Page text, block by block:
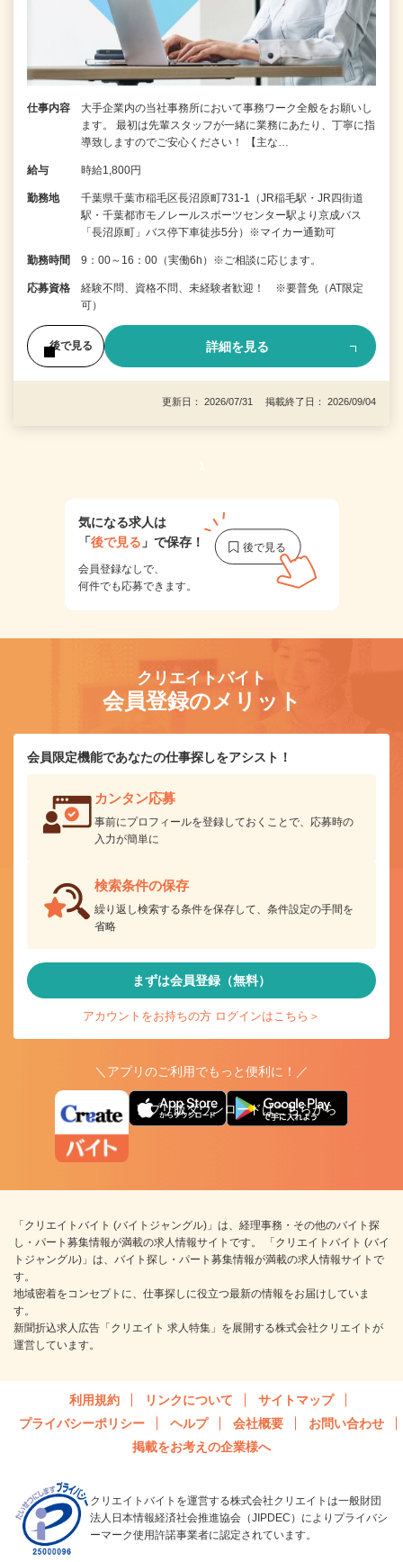
仕事内容
大手企業内の当社事務所において事務ワーク全般をお願いし
ます。 最初は先輩スタッフが一緒に業務にあたり、丁寧に指
導致しますのでご安心ください！ 【主な…
給与 時給1,800円
勤務地
千葉県千葉市稲毛区長沼原町731-1（JR稲毛駅・JR四街道
駅・千葉都市モノレールスポーツセンター駅より京成バス
「長沼原町」バス停下車徒歩5分）※マイカー通勤可
勤務時間 9：00～16：00（実働6h）※ご相談に応じます。
応募資格
経験不問、資格不問、未経験者歓迎！ ※要普免（AT限定
可）
後で見る 詳細を見る
更新日： 2026/07/31 掲載終了日： 2026/09/04
1
気になる求人は
「後で見る 」で保存！
会員登録なしで、
何件でも応募できます。
クリエイトバイト
会員登録のメリット
会員限定機能であなたの仕事探しをアシスト！
カンタン応募
事前にプロフィールを登録しておくことで、応募時の
入力が簡単に
検索条件の保存
繰り返し検索する条件を保存して、条件設定の手間を
省略
まずは会員登録（無料）
アカウントをお持ちの方 ログインはこちら＞
＼アプリのご利用でもっと便利に！／
アプリ版ダウンロードはこちらから
「クリエイトバイト (バイトジャングル)」は、経理事務・その他のバイト探
し・パート募集情報が満載の求人情報サイトです。 「クリエイトバイト (バイ
トジャングル)」は、バイト探し・パート募集情報が満載の求人情報サイトで
す。
地域密着をコンセプトに、仕事探しに役立つ最新の情報をお届けしていま
す。
新聞折込求人広告「クリエイト 求人特集」を展開する株式会社クリエイトが
運営しています。
利用規約 リンクについて
サイトマップ
プライバシーポリシー
ヘルプ 会社概要
お問い合わせ
掲載をお考えの企業様へ
クリエイトバイトを運営する株式会社クリエイトは一般財団
法人日本情報経済社会推進協会（JIPDEC）によりプライバシ
ーマーク使用許諾事業者に認定されています。